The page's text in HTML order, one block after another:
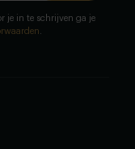
je in te schrijven ga je